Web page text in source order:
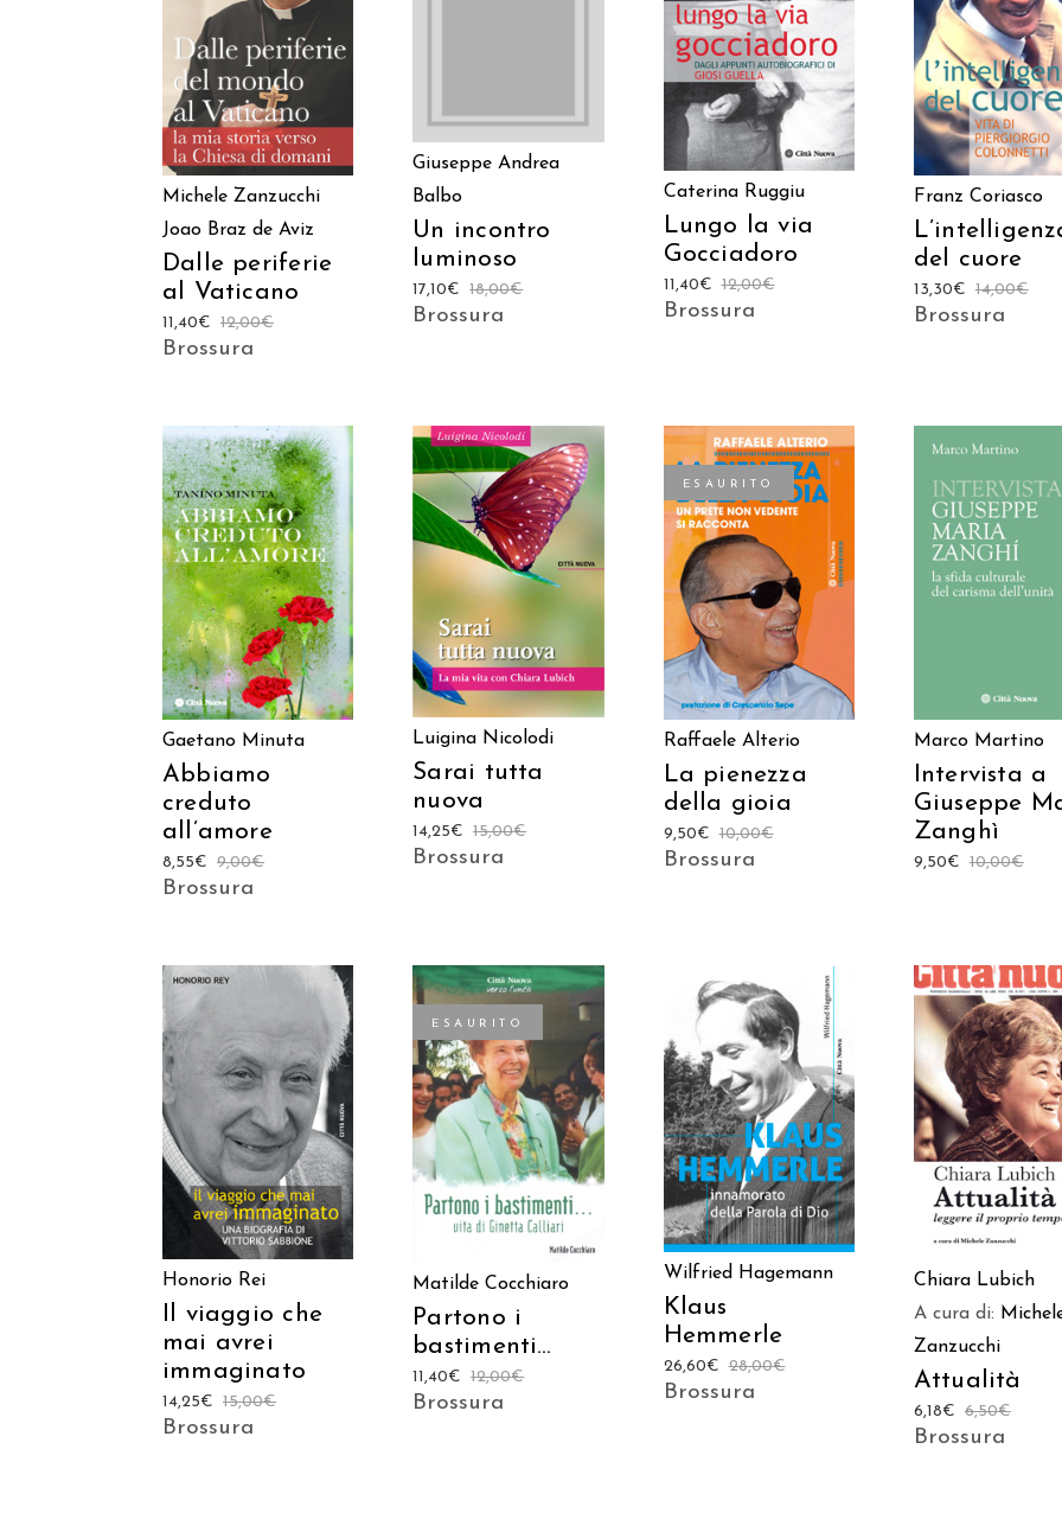
AGGIUNGI AL
CARRELLO
Michele Zanzucchi
Joao Braz de Aviz
Dalle periferie
al Vaticano
12,00€
11,40€
Brossura
Giuseppe Andrea
Balbo
Un incontro
luminoso
18,00€
17,10€
Brossura
AGGIUNGI AL
CARRELLO
Caterina Ruggiu
Lungo la via
Gocciadoro
12,00€
11,40€
Brossura
AGGIUNGI AL
CARRELLO
Franz Coriasco
del cuore
14,00€
13,30€
Brossura
AGGIUNGI AL
CARRELLO
Gaetano Minuta
Abbiamo
creduto
all’amore
9,00€
8,55€
Brossura
AGGIUNGI AL
CARRELLO
Luigina Nicolodi
Sarai tutta
nuova
15,00€
14,25€
Brossura
ESAURITO
LEGGI TUTTO
Raffaele Alterio
La pienezza
della gioia
10,00€
9,50€
Brossura
AGGIUNGI AL
CARRELLO
Marco Martino
Intervista a
Giuseppe
Zanghì
10,00€
9,50€
AGGIUNGI AL
CARRELLO
Honorio Rei
Il viaggio che
mai avrei
immaginato
15,00€
14,25€
Brossura
ESAURITO
LEGGI TUTTO
Matilde Cocchiaro
Partono i
bastimenti…
12,00€
11,40€
Brossura
AGGIUNGI AL
CARRELLO
Wilfried Hagemann
Klaus
Hemmerle
28,00€
26,60€
Brossura
AGGIUNGI AL
CARRELLO
Chiara Lubich
A cura di:
Zanzucchi
Attualità
6,50€
6,18€
Brossura